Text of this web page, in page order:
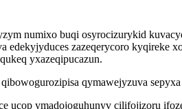
numixo buqi osyrocizurykid
edekyjyduces zazeqerycoro
yxazeqipucazun.
qymawejyzuva
ucop ymadojoguhunyv cilifojizoru